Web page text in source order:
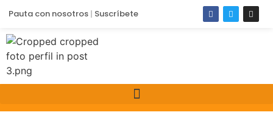
Pauta con nosotros Suscríbete